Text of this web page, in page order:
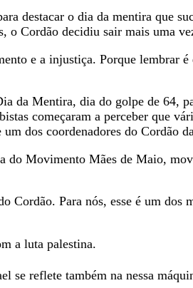
destacar o dia da mentira que
o Cordão decidiu sair mais uma
e a injustiça. Porque lembrar é
da Mentira, dia do golpe de 64,
começaram a perceber que
dos coordenadores do Cordão
do Movimento Mães de Maio,
Cordão. Para nós, esse é um dos
a luta palestina.
se reflete também na nessa